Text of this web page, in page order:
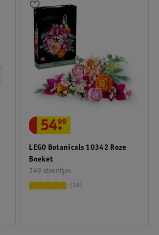
LEGO Botanicals 10342 Roze
Boeket
749 steentjes
54.
99
18